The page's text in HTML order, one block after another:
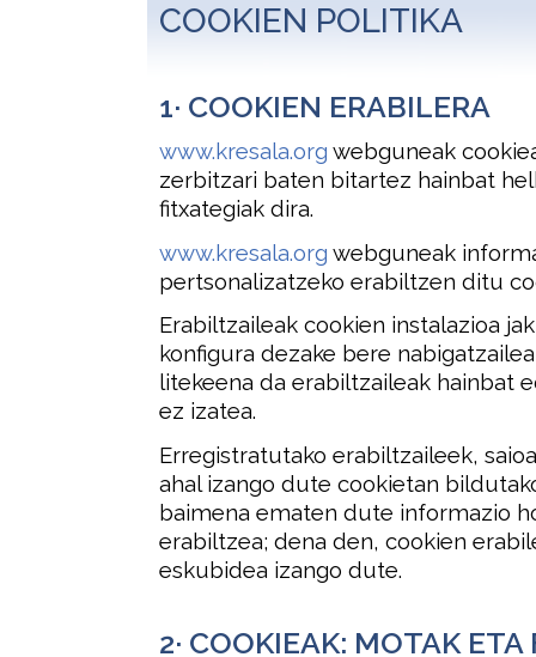
COOKIEN POLITIKA
1· COOKIEN ERABILERA
www.kresala.org webguneak
zerbitzari baten bitartez hainbat
fitxategiak dira.
www.kresala.org webguneak
pertsonalizatzeko erabiltzen ditu
Erabiltzaileak cookien instalazioa
konfigura dezake bere
litekeena da erabiltzaileak hainbat
ez izatea.
Erregistratutako erabiltzaileek,
ahal izango dute cookietan
baimena ematen dute informazio
erabiltzea; dena den, cookien
eskubidea izango dute.
2· COOKIEAK: MOTAK